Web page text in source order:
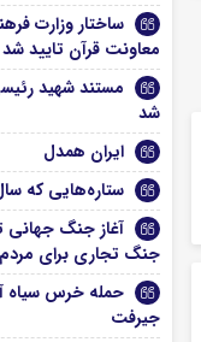
ساختار وزارت
معاونت قرآن تایید شد
مستند شهید
شد
ایران همدل
ستاره‌هایی که سال ۲۰۲۴ خاموش
آغاز جنگ
جنگ تجاری برای مردم
حمله خرس سیاه
جیرفت